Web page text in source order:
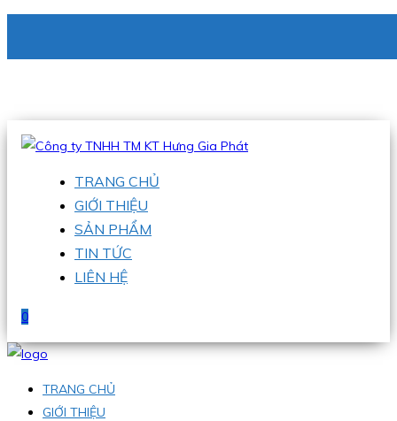
Hotline:0938 336 079
TRANG CHỦ
GIỚI THIỆU
SẢN PHẨM
TIN TỨC
LIÊN HỆ
0
TRANG CHỦ
GIỚI THIỆU